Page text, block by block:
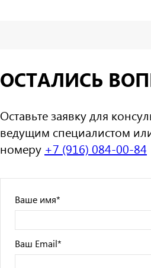
ОСТАЛИСЬ
Оставьте заявку для
ведущим специалистом
номеру +7 (916) 084-00-84
Ваше имя*
Ваш Email*